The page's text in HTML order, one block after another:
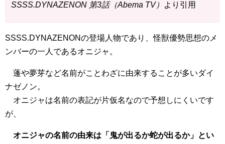
SSSS.DYNAZENON 第3話（Abema TV） より引用
SSSS.DYNAZENONの登場人物であり、怪獣優勢思想のメ
ンバーの一人であるオニジャ。
蓬や夢芽など名前がことわざに由来することが多いダイ
ナゼノン。
オニジャは名前の表記が片仮名なので予想しにくいです
が、
オニジャの名前の由来は「鬼が出るか蛇が出るか」とい